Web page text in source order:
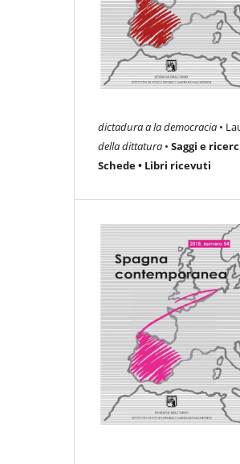
dictadura a la democracia •
della dittatura • Saggi e
Schede • Libri ricevuti